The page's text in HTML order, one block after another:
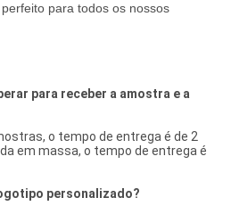
para todos os nossos
para receber a amostra e a
o tempo de entrega é de 2
em massa, o tempo de entrega é
personalizado?